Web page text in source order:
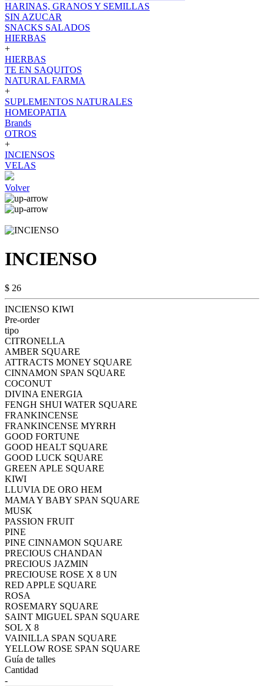
HARINAS, GRANOS Y SEMILLAS
SIN AZUCAR
SNACKS SALADOS
HIERBAS
+
HIERBAS
TE EN SAQUITOS
NATURAL FARMA
+
SUPLEMENTOS NATURALES
HOMEOPATIA
Brands
OTROS
+
INCIENSOS
VELAS
Volver
INCIENSO
$ 26
INCIENSO KIWI
Pre-order
tipo
CITRONELLA
AMBER SQUARE
ATTRACTS MONEY SQUARE
CINNAMON SPAN SQUARE
COCONUT
DIVINA ENERGIA
FENGH SHUI WATER SQUARE
FRANKINCENSE
FRANKINCENSE MYRRH
GOOD FORTUNE
GOOD HEALT SQUARE
GOOD LUCK SQUARE
GREEN APLE SQUARE
KIWI
LLUVIA DE ORO HEM
MAMA Y BABY SPAN SQUARE
MUSK
PASSION FRUIT
PINE
PINE CINNAMON SQUARE
PRECIOUS CHANDAN
PRECIOUS JAZMIN
PRECIOUSE ROSE X 8 UN
RED APPLE SQUARE
ROSA
ROSEMARY SQUARE
SAINT MIGUEL SPAN SQUARE
SOL X 8
VAINILLA SPAN SQUARE
YELLOW ROSE SPAN SQUARE
Guía de talles
Cantidad
-